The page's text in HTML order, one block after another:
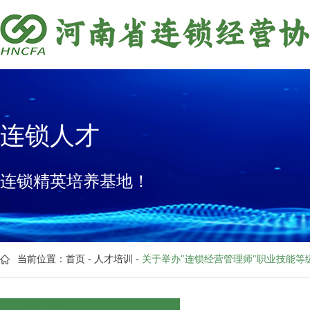
连锁人才
连锁精英培养基地！
当前位置： 首页 - 人才培训 - 关于举办"连锁经营管理师"职业技能等